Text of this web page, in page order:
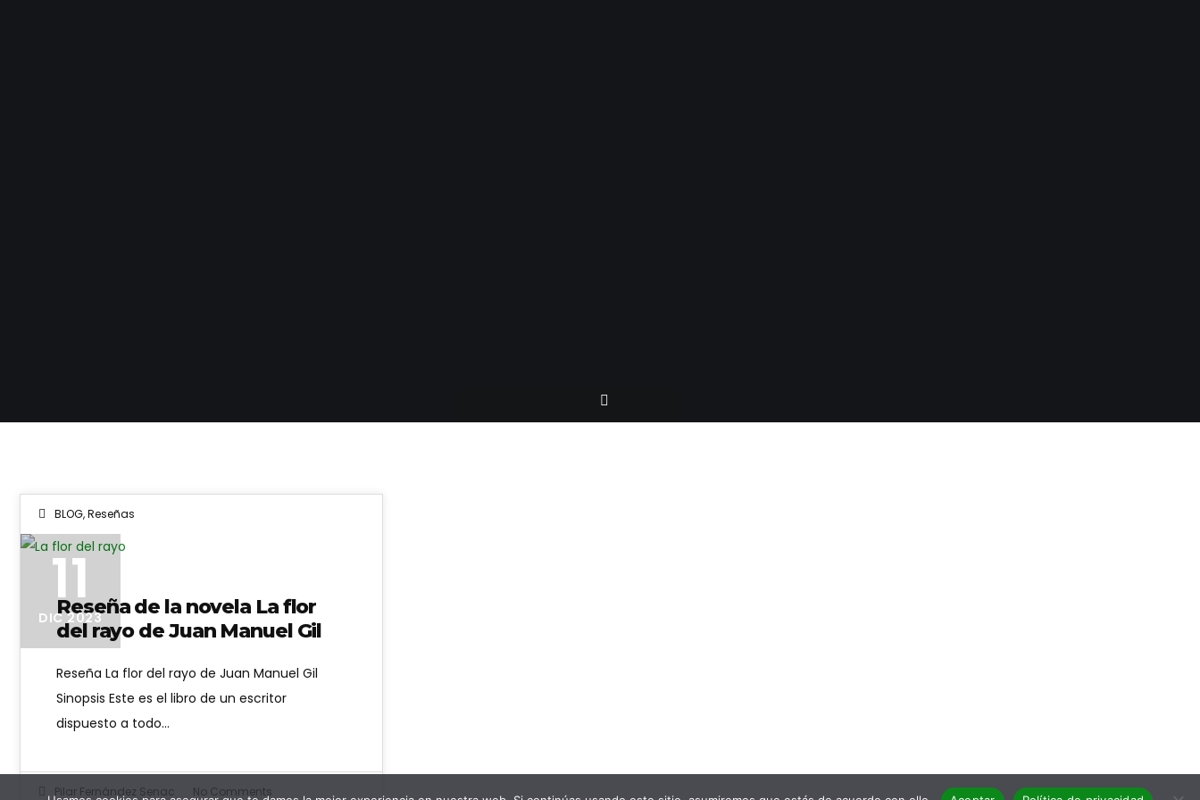
BLOG,Reseñas
11
DIC 2023
Reseña de la novela La flor
del rayo de Juan Manuel Gil
Reseña La flor del rayo de Juan Manuel Gil
Sinopsis Este es el libro de un escritor
dispuesto a todo…
Pilar Fernández Senac No Comments